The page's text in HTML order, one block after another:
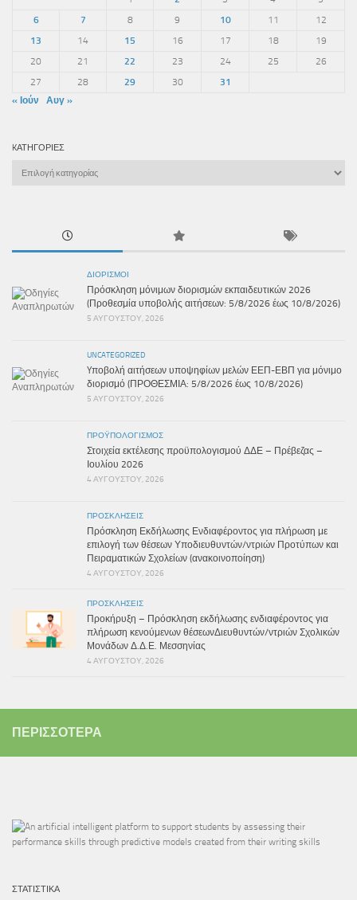
6
7 8 9 10 11
12
13
14 15 16 17 18
19
20
21 22 23 24 25
26
27
28 29 30
31
« Ιούν
Αυγ »
KΑΤΗΓΟΡΊΕΣ
Kατηγορίες
ΔΙΟΡΙΣΜΟΊ
Πρόσκληση μόνιμων διορισμών εκπαιδευτικών 2026
(Προθεσμία υποβολής αιτήσεων: 5/8/2026 έως 10/8/2026)
5 ΑΥΓΟΎΣΤΟΥ, 2026
UNCATEGORIZED
Yποβολή αιτήσεων υποψηφίων μελών ΕΕΠ-ΕΒΠ για μόνιμο
διορισμό (ΠΡΟΘΕΣΜΙΑ: 5/8/2026 έως 10/8/2026)
5 ΑΥΓΟΎΣΤΟΥ, 2026
ΠΡΟΫΠΟΛΟΓΙΣΜΌΣ
Στοιχεία εκτέλεσης προϋπολογισμού ΔΔΕ – Πρέβεζας –
Ιουλίου 2026
4 ΑΥΓΟΎΣΤΟΥ, 2026
ΠΡΟΣΚΛΉΣΕΙΣ
Πρόσκληση Εκδήλωσης Ενδιαφέροντος για πλήρωση με
επιλογή των θέσεων Υποδιευθυντών/ντριών Προτύπων και
Πειραματικών Σχολείων (ανακοινοποίηση)
4 ΑΥΓΟΎΣΤΟΥ, 2026
ΠΡΟΣΚΛΉΣΕΙΣ
Προκήρυξη – Πρόσκληση εκδήλωσης ενδιαφέροντος για
πλήρωση κενούμενων θέσεωνΔιευθυντών/ντριών Σχολικών
Μονάδων Δ.Δ.Ε. Μεσσηνίας
4 ΑΥΓΟΎΣΤΟΥ, 2026
ΠΕΡΙΣΣΌΤΕΡΑ
ΣΤΑΤΙΣΤΙΚΆ